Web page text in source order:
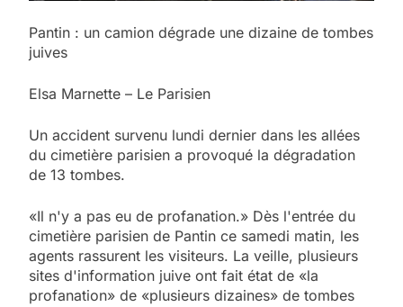
Pantin : un camion dégrade une dizaine de tombes
juives
Elsa Marnette – Le Parisien
Un accident survenu lundi dernier dans les allées
du cimetière parisien a provoqué la dégradation
de 13 tombes.
«Il n'y a pas eu de profanation.» Dès l'entrée du
cimetière parisien de Pantin ce samedi matin, les
agents rassurent les visiteurs. La veille, plusieurs
sites d'information juive ont fait état de «la
profanation» de «plusieurs dizaines» de tombes